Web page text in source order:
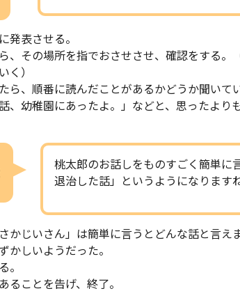
発表させる。
、その場所を指でおさせさせ、確認をする。
く）
ら、順番に読んだことがあるかどうか聞いて
、幼稚園にあったよ。」などと、思ったより
桃太郎のお話しをものすごく簡単に
退治した話」というようになりますね
かじいさん」は簡単に言うとどんな話と言え
かしいようだった。
。
ることを告げ、終了。